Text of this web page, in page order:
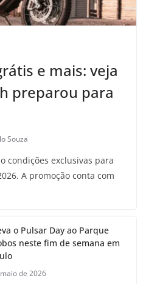
e mais: veja
preparou para
Souza
condições exclusivas para
A promoção conta com
o Pulsar Day ao Parque
neste fim de semana em
de 2026